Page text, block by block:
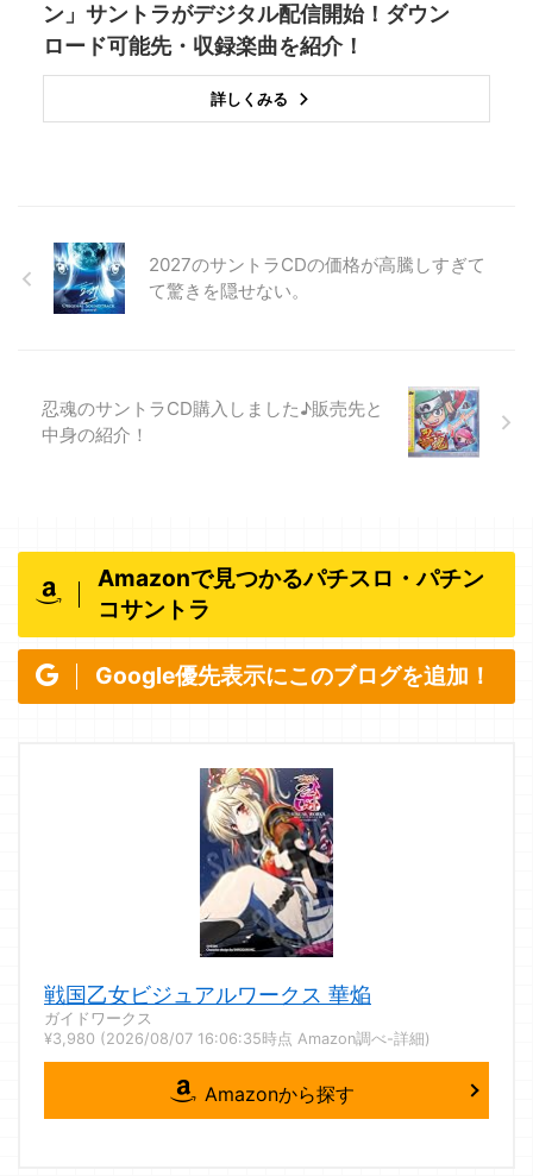
ン」サントラがデジタル配信開始！ダウン
ロード可能先・収録楽曲を紹介！
詳しくみる
2027のサントラCDの価格が高騰しすぎて
て驚きを隠せない。
忍魂のサントラCD購入しました♪販売先と
中身の紹介！
Amazonで見つかるパチスロ・パチン
コサントラ
Google優先表示にこのブログを追加！
戦国乙女ビジュアルワークス 華焔
ガイドワークス
¥3,980 (2026/08/07 16:06:35時点 Amazon調べ-詳細)
Amazonから探す